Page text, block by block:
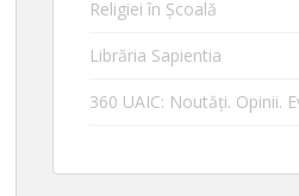
Religiei în Școală
Librăria Sapientia
360 UAIC: Noutăţi. Opinii.